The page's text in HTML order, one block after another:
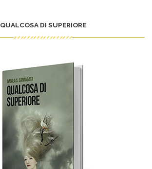
QUALCOSA DI SUPERIORE